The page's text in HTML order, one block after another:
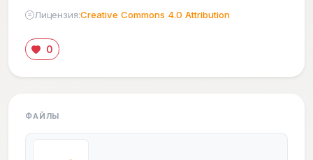
Лицензия:Creative Commons 4.0 Attribution
0
ФАЙЛЫ